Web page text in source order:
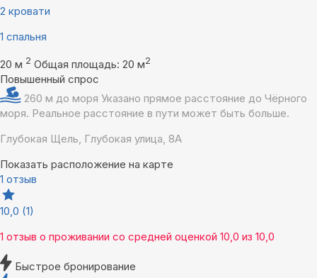
2 кровати
1 спальня
20 м 2 Общая площадь: 20 м2
Повышенный спрос
260 м до моря Указано прямое расстояние до Чёрного
моря. Реальное расстояние в пути может быть больше.
Глубокая Щель, Глубокая улица, 8А
Показать расположение на карте
1 отзыв
10,0 (1)
1 отзыв о проживании со средней оценкой 10,0 из 10,0
Быстрое бронирование